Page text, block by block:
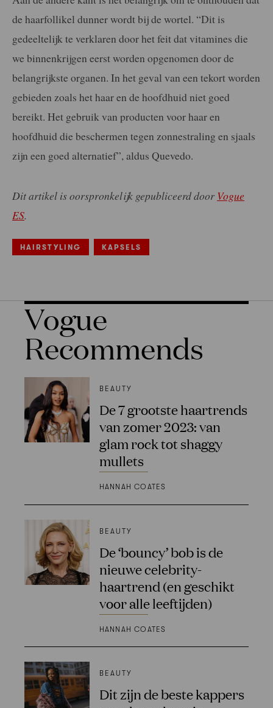
de haarfollikel dunner wordt bij de wortel. “Dit is
gedeeltelijk te verklaren door het feit dat vitamines die
we binnenkrijgen eerst worden opgenomen door de
belangrijkste organen. In het geval van een tekort worden
gebieden zoals het haar en de hoofdhuid niet goed
bereikt. Het gebruik van producten voor haar en
hoofdhuid die beschermen tegen zonnestraling en sjaals
zijn een goed alternatief”, aldus Quevedo.
Dit artikel is oorspronkelijk gepubliceerd door Vogue
ES.
HAIRSTYLING KAPSELS
Vogue
Recommends
BEAUTY
De 7 grootste haartrends
van zomer 2023: van
glam rock tot shaggy
mullets
HANNAH COATES
BEAUTY
De ‘bouncy’ bob is de
nieuwe celebrity-
haartrend (en geschikt
voor alle leeftijden)
HANNAH COATES
BEAUTY
Dit zijn de beste kappers